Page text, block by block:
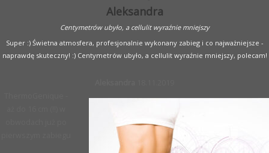
Aleksandra
Centymetrów ubyło, a cellulit wyraźnie mniejszy
Super :) Świetna atmosfera, profesjonalnie wykonany zabieg i co najważniejsze -
naprawdę skuteczny! :) Centymetrów ubyło, a cellulit wyraźnie mniejszy, polecam!